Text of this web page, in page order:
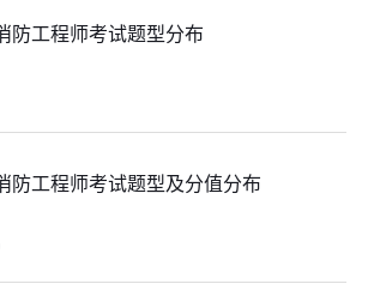
防工程师考试题型分布
防工程师考试题型及分值分布